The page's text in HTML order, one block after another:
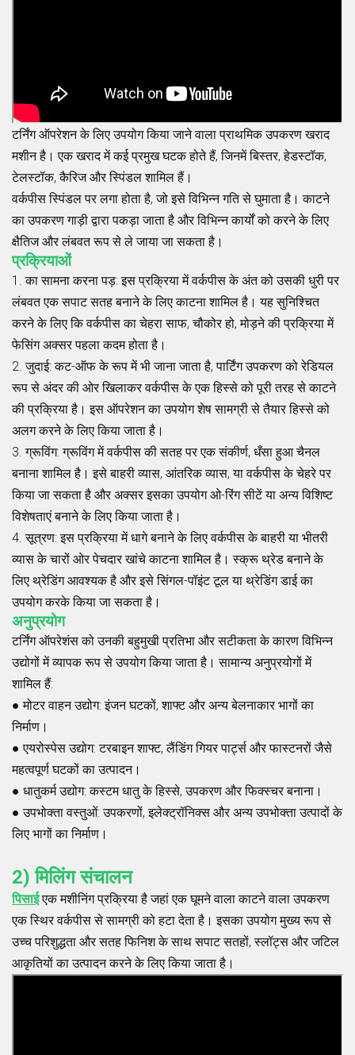
टर्निंग ऑपरेशन के लिए उपयोग किया जाने वाला प्राथमिक उपकरण खराद
मशीन है। एक खराद में कई प्रमुख घटक होते हैं, जिनमें बिस्तर, हेडस्टॉक,
टेलस्टॉक, कैरिज और स्पिंडल शामिल हैं।
वर्कपीस स्पिंडल पर लगा होता है, जो इसे विभिन्न गति से घुमाता है। काटने
का उपकरण गाड़ी द्वारा पकड़ा जाता है और विभिन्न कार्यों को करने के लिए
क्षैतिज और लंबवत रूप से ले जाया जा सकता है।
प्रक्रियाओं
1.का सामना करना पड़: इस प्रक्रिया में वर्कपीस के अंत को उसकी धुरी पर
लंबवत एक सपाट सतह बनाने के लिए काटना शामिल है। यह सुनिश्चित
करने के लिए कि वर्कपीस का चेहरा साफ, चौकोर हो, मोड़ने की प्रक्रिया में
फेसिंग अक्सर पहला कदम होता है।
2.जुदाई: कट-ऑफ के रूप में भी जाना जाता है, पार्टिंग उपकरण को रेडियल
रूप से अंदर की ओर खिलाकर वर्कपीस के एक हिस्से को पूरी तरह से काटने
की प्रक्रिया है। इस ऑपरेशन का उपयोग शेष सामग्री से तैयार हिस्से को
अलग करने के लिए किया जाता है।
3.ग्रूविंग: ग्रूविंग में वर्कपीस की सतह पर एक संकीर्ण, धँसा हुआ चैनल
बनाना शामिल है। इसे बाहरी व्यास, आंतरिक व्यास, या वर्कपीस के चेहरे पर
किया जा सकता है और अक्सर इसका उपयोग ओ-रिंग सीटें या अन्य विशिष्ट
विशेषताएं बनाने के लिए किया जाता है।
4.सूत्रण: इस प्रक्रिया में धागे बनाने के लिए वर्कपीस के बाहरी या भीतरी
व्यास के चारों ओर पेचदार खांचे काटना शामिल है। स्क्रू थ्रेड बनाने के
लिए थ्रेडिंग आवश्यक है और इसे सिंगल-पॉइंट टूल या थ्रेडिंग डाई का
उपयोग करके किया जा सकता है।
अनुप्रयोग
टर्निंग ऑपरेशंस को उनकी बहुमुखी प्रतिभा और सटीकता के कारण विभिन्न
उद्योगों में व्यापक रूप से उपयोग किया जाता है। सामान्य अनुप्रयोगों में
शामिल हैं:
●मोटर वाहन उद्योग: इंजन घटकों, शाफ्ट और अन्य बेलनाकार भागों का
निर्माण।
●एयरोस्पेस उद्योग: टरबाइन शाफ्ट, लैंडिंग गियर पार्ट्स और फास्टनरों जैसे
महत्वपूर्ण घटकों का उत्पादन।
● धातुकर्म उद्योग: कस्टम धातु के हिस्से, उपकरण और फिक्स्चर बनाना।
●उपभोक्ता वस्तुओं: उपकरणों, इलेक्ट्रॉनिक्स और अन्य उपभोक्ता उत्पादों के
लिए भागों का निर्माण।
2) मिलिंग संचालन
पिसाईएक मशीनिंग प्रक्रिया है जहां एक घूमने वाला काटने वाला उपकरण
एक स्थिर वर्कपीस से सामग्री को हटा देता है। इसका उपयोग मुख्य रूप से
उच्च परिशुद्धता और सतह फिनिश के साथ सपाट सतहों, स्लॉट्स और जटिल
आकृतियों का उत्पादन करने के लिए किया जाता है।